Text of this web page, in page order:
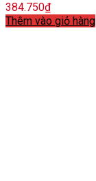
384.750₫
Thêm vào giỏ hàng